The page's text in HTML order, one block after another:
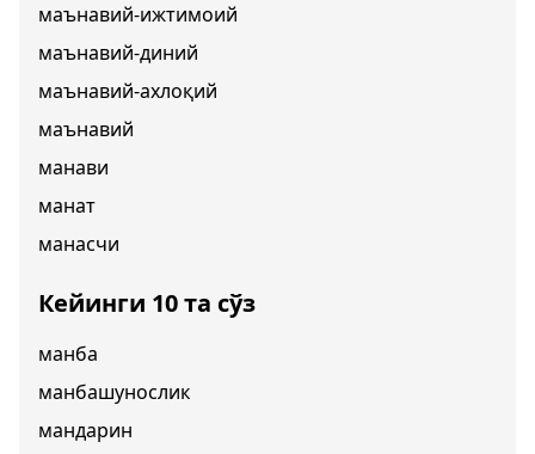
маънавий-ижтимоий
маънавий-диний
маънавий-ахлоқий
маънавий
манави
манат
манасчи
Кейинги 10 та сўз
манба
манбашунослик
мандарин